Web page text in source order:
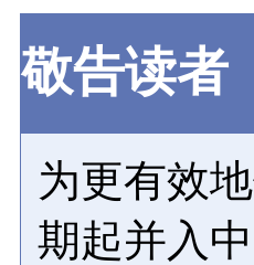
敬告读者
为更有效
期起并入